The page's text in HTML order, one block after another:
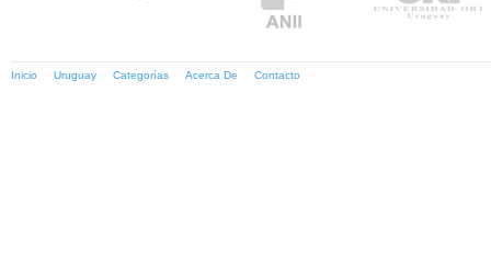
Inicio Uruguay Categorías Acerca De Contacto